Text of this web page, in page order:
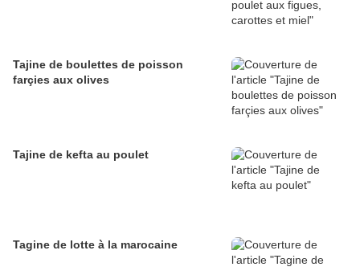
Tajine de boulettes de poisson
farçies aux olives
Tajine de kefta au poulet
Tagine de lotte à la marocaine